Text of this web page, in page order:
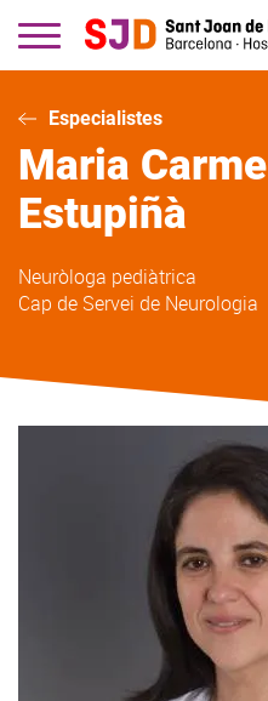
contingut
Especialistes
Maria Carme
Estupiñà
Neuròloga pediàtrica
Cap de Servei de Neurologia